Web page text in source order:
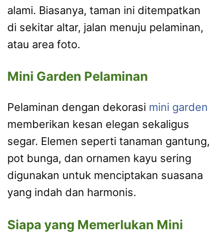
alami. Biasanya, taman ini ditempatkan
di sekitar altar, jalan menuju pelaminan,
atau area foto.
Mini Garden Pelaminan
Pelaminan dengan dekorasi mini garden
memberikan kesan elegan sekaligus
segar. Elemen seperti tanaman gantung,
pot bunga, dan ornamen kayu sering
digunakan untuk menciptakan suasana
yang indah dan harmonis.
Siapa yang Memerlukan Mini